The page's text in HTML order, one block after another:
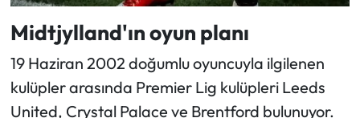
Midtjylland'ın oyun planı
19 Haziran 2002 doğumlu oyuncuyla ilgilenen
kulüpler arasında Premier Lig kulüpleri Leeds
United, Crystal Palace ve Brentford bulunuyor.